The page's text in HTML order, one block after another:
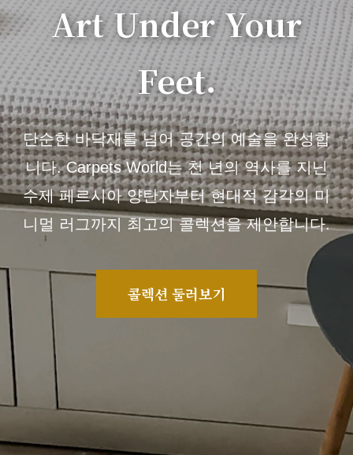
Art Under Your
Feet.
단순한 바닥재를 넘어 공간의 예술을 완성합
니다. Carpets World는 천 년의 역사를 지닌
수제 페르시아 양탄자부터 현대적 감각의 미
니멀 러그까지 최고의 콜렉션을 제안합니다.
콜렉션 둘러보기